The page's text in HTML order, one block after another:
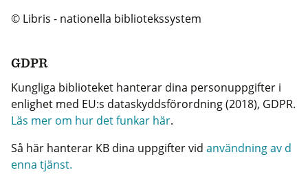
© Libris - nationella bibliotekssystem
GDPR
Kungliga biblioteket hanterar dina personuppgifter i
enlighet med EU:s dataskyddsförordning (2018), GDPR.
Läs mer om hur det funkar här.
Så här hanterar KB dina uppgifter vid användning av d
enna tjänst.